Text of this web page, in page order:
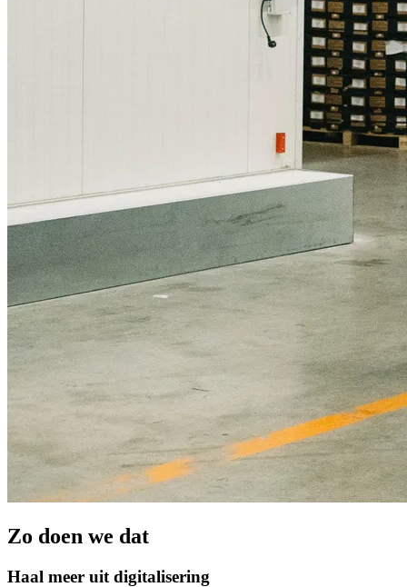
Zo doen we dat
Haal meer uit digitalisering